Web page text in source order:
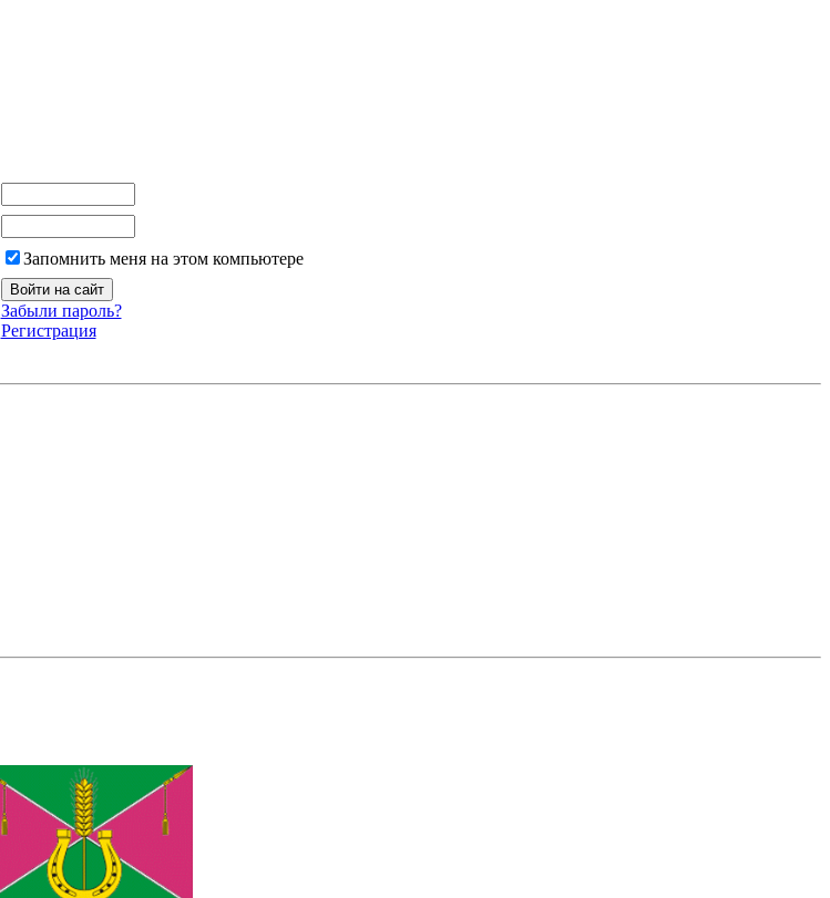
Запомнить меня на этом компьютере
Забыли пароль?
Регистрация